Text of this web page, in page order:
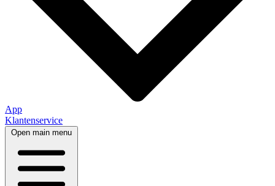
App
Klantenservice
Open main menu